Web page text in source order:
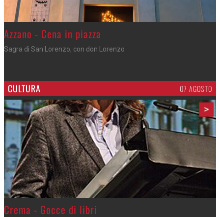
Azzano - Cena in piazza
Sagra di San Lorenzo, con don Lorenzo
CULTURA 07 AGOSTO
>
Crema - Gocce di libri